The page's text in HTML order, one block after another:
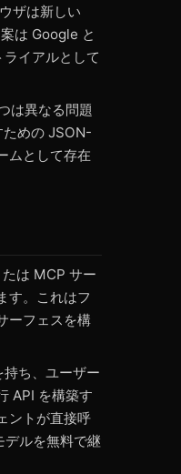
ザは新しい
は Google と
イアルとして
は異なる問題
ための JSON-
ムとして存在
たは MCP サー
す。これはフ
ーフェスを構
ち、ユーザー
API を構築す
ントが直接呼
ルを無料で継